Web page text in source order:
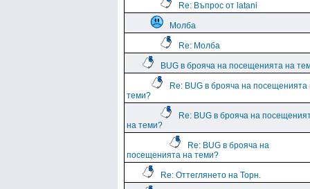
Re: Въпрос от latani
Молба
Re: Молба
BUG в брояча на посещенията на
Re: BUG в брояча на посещенията
теми?
Re: BUG в брояча на
на теми?
Re: BUG в брояча на
посещенията на теми?
Re: Оттеглянето на Торн.